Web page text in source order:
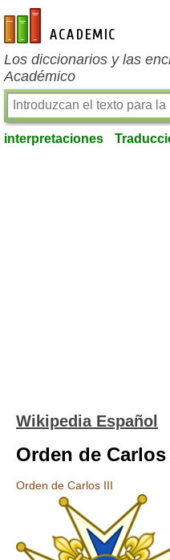
es-academic.com
Los diccionarios y las
Académico
interpretaciones
Wikipedia Español
Orden de Carlos
Orden de Carlos III